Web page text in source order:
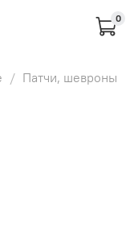
0
Патчи, шевроны